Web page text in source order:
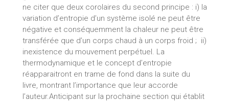
ne citer que deux corolaires du second principe : i) la
variation d’entropie d’un système isolé ne peut être
négative et conséquemment la chaleur ne peut être
transférée que d’un corps chaud à un corps froid ; ii)
inexistence du mouvement perpétuel. La
thermodynamique et le concept d’entropie
réapparaitront en trame de fond dans la suite du
livre, montrant l’importance que leur accorde
l’auteur.Anticipant sur la prochaine section qui établit